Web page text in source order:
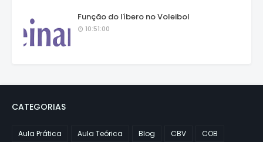
Função do líbero no Voleibol
10:51:00
CATEGORIAS
Aula Prática Aula Teórica Blog CBV
COB